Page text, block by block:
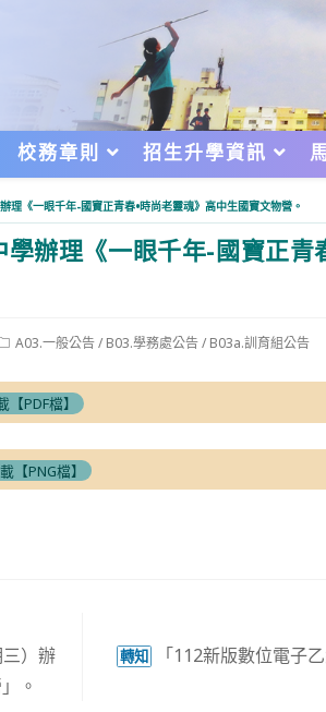
校務章則 招生升學資訊
理《一眼千年-國寶正青春•時尚老靈魂》高中生國寶文物營。
辦理《一眼千年-國寶正青
A03.一般公告/ B03.學務處公告/ B03a.訓育組公告
【PDF檔】
【PNG檔】
）辦
。
轉知
「112新版數位電子